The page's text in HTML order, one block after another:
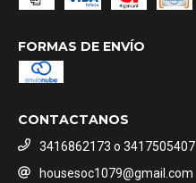
FORMAS DE ENVÍO
CONTACTANOS
3416862173 o 3417505407
housesoc1079@gmail.com